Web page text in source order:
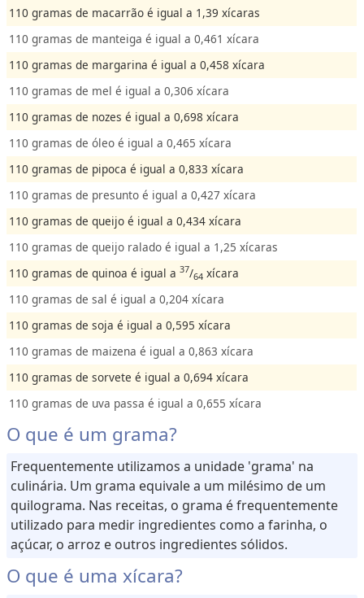
110 gramas de macarrão é igual a 1,39 xícaras
110 gramas de manteiga é igual a 0,461 xícara
110 gramas de margarina é igual a 0,458 xícara
110 gramas de mel é igual a 0,306 xícara
110 gramas de nozes é igual a 0,698 xícara
110 gramas de óleo é igual a 0,465 xícara
110 gramas de pipoca é igual a 0,833 xícara
110 gramas de presunto é igual a 0,427 xícara
110 gramas de queijo é igual a 0,434 xícara
110 gramas de queijo ralado é igual a 1,25 xícaras
110 gramas de quinoa é igual a 37/64 xícara
110 gramas de sal é igual a 0,204 xícara
110 gramas de soja é igual a 0,595 xícara
110 gramas de maizena é igual a 0,863 xícara
110 gramas de sorvete é igual a 0,694 xícara
110 gramas de uva passa é igual a 0,655 xícara
O que é um grama?
Frequentemente utilizamos a unidade 'grama' na
culinária. Um grama equivale a um milésimo de um
quilograma. Nas receitas, o grama é frequentemente
utilizado para medir ingredientes como a farinha, o
açúcar, o arroz e outros ingredientes sólidos.
O que é uma xícara?